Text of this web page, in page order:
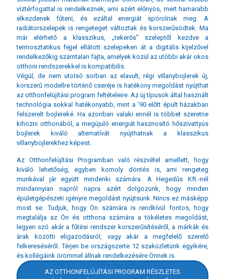
víztérfogattal is rendelkeznek, ami azért előnyös, mert hamarabb
elkezdenek fűteni, és ezáltal energiát spórolnak meg. A
radiátorszelepek is rengeteget változtak és korszerűsödtek. Ma
már elérhető a klasszikus, „tekerős” szeleptől kezdve a
termosztatikus fejjel ellátott szelepeken át a digitális kijelzővel
rendelkezőkig számtalan fajta, amelyek közül az utóbbi akár okos
otthoni rendszerekkel is kompatibilis.
Végül, de nem utolsó sorban az elavult, régi villanybojlerek új,
korszerű modellre történő cseréje is hatékony megoldást nyújthat
az otthonfelújítási program feltételeire. Az új típusok által használt
technológia sokkal hatékonyabb, mint a ’90 előtt épült házakban
felszerelt bojlereké. Ha azonban valaki ennél is többet szeretne
kihozni otthonából, a megújuló energiát hasznosító hőszivattyús
bojlerek kiváló alternatívát nyújthatnak a klasszikus
villanybojlerekhez képest.
Az Otthonfelújítási Programban való részvétel amellett, hogy
kiváló lehetőség, egyben komoly döntés is, ami rengeteg
munkával jár együtt mindenki számára. A Hegedűs Kft.-nél
mindannyian napról napra azért dolgozunk, hogy minden
épületgépészeti igényre megoldást nyújtsunk. Nincs ez másképp
most se. Tudjuk, hogy Ön számára is rendkívül fontos, hogy
megtalálja az Ön és otthona számára a tökéletes megoldást,
legyen szó akár a fűtési rendszer korszerűsítéséről, a márkák és
árak közötti eligazodásról, vagy akár a megfelelő szerelő
felkereséséről. Térjen be országszerte 12 szaküzletünk egyikére,
és kollégáink örömmel állnak rendelkezésére Önnek is.
AZ OTTHONFELÚJÍTÁSI PROGRAM RÉSZLETES